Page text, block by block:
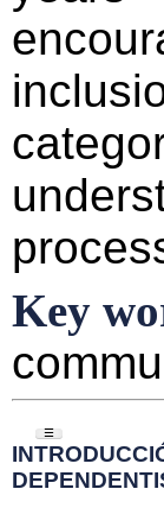
Key
☰
»
LA